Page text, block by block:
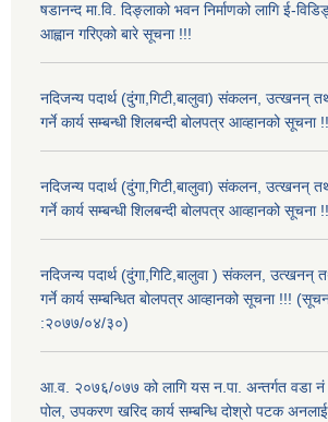
षडानन्द मा.वि. दिङ्लाको भवन निर्माणको लागि ई-
आह्वान गरिएको बारे सूचना !!!
नदिजन्य पदार्थ (दुंगा,गिटी,बालुवा) संकलन, उत्खनन्
गर्ने कार्य सम्बन्धी शिलबन्दी बोलपत्र आव्हानको
नदिजन्य पदार्थ (दुंगा,गिटी,बालुवा) संकलन, उत्खनन्
गर्ने कार्य सम्बन्धी शिलबन्दी बोलपत्र आव्हानको सूचना
नदिजन्य पदार्थ (दुंगा,गिटि,बालुवा ) संकलन, उत्खनन्
गर्ने कार्य सम्बन्धित बोलपत्र आव्हानको सूचना !!!
:२०७७/०४/३०)
आ.व. २०७६/०७७ को लागि यस न.पा. अन्तर्गत वडा नं
पोल, उपकरण खरिद कार्य सम्बन्धि दोश्रो पटक